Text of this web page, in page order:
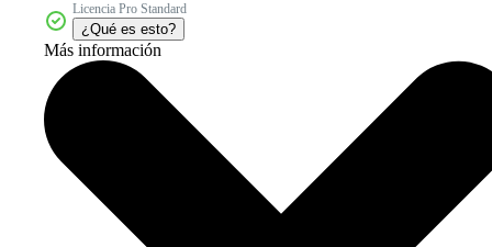
Licencia Pro Standard
¿Qué es esto?
Más información